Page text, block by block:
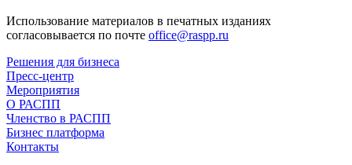
Использование материалов в печатных изданиях
согласовывается по почте office@raspp.ru
Решения для бизнеса
Пресс-центр
Мероприятия
О РАСПП
Членство в РАСПП
Бизнес платформа
Контакты